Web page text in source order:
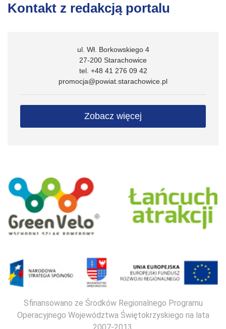
Kontakt z redakcją portalu
ul. Wł. Borkowskiego 4
27-200 Starachowice
tel. +48 41 276 09 42
promocja@powiat.starachowice.pl
Zobacz więcej
Sfinansowano ze Środków Regionalnego Programu
Operacyjnego Województwa Świętokrzyskiego na lata